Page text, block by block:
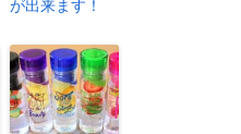
が出来ます！